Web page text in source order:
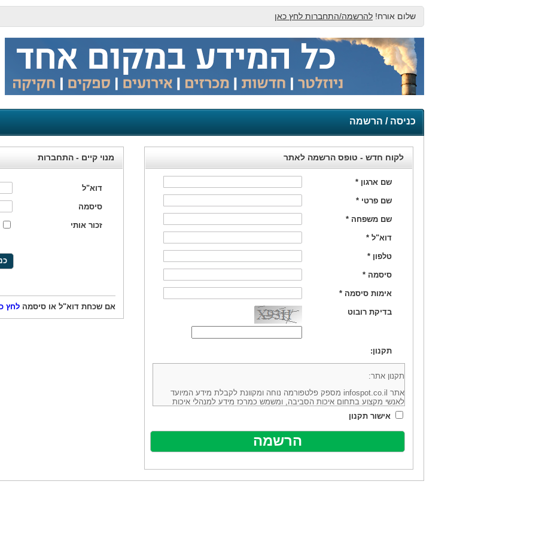
שלום אורח! להרשמה/התחברות לחץ כאן
כניסה / הרשמה
מנוי קיים - התחברות
דוא"ל
סיסמה
זכור אותי
אם שכחת דוא"ל או סיסמה לחץ
לקוח חדש - טופס הרשמה לאתר
שם ארגון *
שם פרטי *
שם משפחה *
דוא"ל *
טלפון *
סיסמה *
אימות סיסמה *
בדיקת רובוט
תקנון:
תקנון אתר:
אתר infospot.co.il מספק פלטפורמה נוחה ומקוונת לקבלת מידע המיועד
לאנשי מקצוע בתחום איכות הסביבה, ומשמש כמרכז מידע למנהלי איכות
סביבה (להלן: "המידע"). האתר בבעלותה ובניהולה של חברת יזמות וידע
מיקוד 6113102 ובדוא"ל: office@infospot.co.il (להלן: "האתר").
האתר אינו מספק את השירותים המפורסמים באתר ע"י ספקים שונים, איננו
מוכר את השירות המוצע באתר ע"י ספקים שונים, איננו מעורב במתן השירות
אלקטרונית של פרסום עבור נותני שירותים אלו. במילים אחרות, האחריות על
ביצוע העסקה בין הגולשים לבין המפרסמים נותני השירות ואיכותה מוטלת על
אישור תקנון